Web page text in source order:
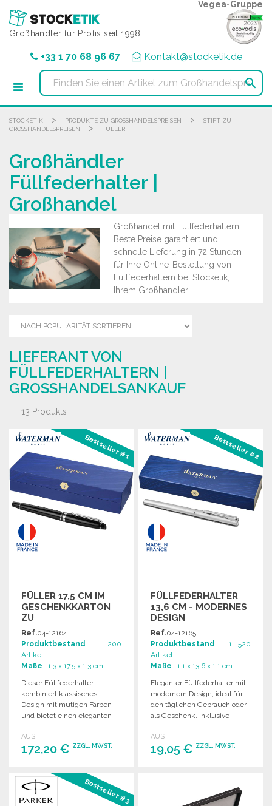
Großhändler für Profis seit 1998
Vegea-Gruppe
+33 1 70 68 96 67 Kontakt@stocketik.de

STOCKETIK > PRODUKTE ZU GROSSHANDELSPREISEN >
STIFT ZU
GROSSHANDELSPREISEN
> FÜLLER
Großhändler
Füllfederhalter |
Großhandel
Großhandel mit Füllfederhaltern.
Beste Preise garantiert und
schnelle Lieferung in 72 Stunden
für Ihre Online-Bestellung von
Füllfederhaltern bei Stocketik,
Ihrem Großhändler.
LIEFERANT VON
FÜLLFEDERHALTERN |
GROSSHANDELSANKAUF
13 Produkts
Bestseller #1
FÜLLER 17,5 CM IM
GESCHENKKARTON
ZU
GROSSHANDELSPREISEN
Ref.04-12164
Produktbestand : 200
Artikel
Maße : 1.3 x 17.5 x 1.3 cm
Dieser Füllfederhalter
kombiniert klassisches
Design mit mutigen Farben
und bietet einen eleganten
Ausdrucksformen. Lieferung
in Geschenkbox.
AUS
172,20 € ZZGL. MWST.
BESTELLEN
Angebot anfordern
Bestseller #2
FÜLLFEDERHALTER
13,6 CM - MODERNES
DESIGN
Ref.04-12165
Produktbestand : 1 520
Artikel
Maße : 1.1 x 13.6 x 1.1 cm
Eleganter Füllfederhalter mit
modernem Design, ideal für
den täglichen Gebrauch oder
als Geschenk. Inklusive
Ersatzpatrone.
AUS
19,05 € ZZGL. MWST.
Angebot anfordern
Bestseller #3